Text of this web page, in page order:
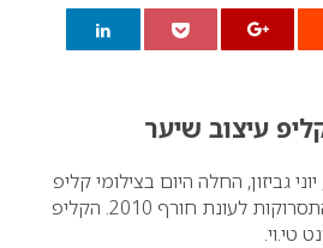
קליפ עיצוב שיער
גביזון, החלה היום בצילומי קליפ
עיצוב שיער של קולקציית התסרוקות לעונת חורף 2010. הקליפ
טי.וי.